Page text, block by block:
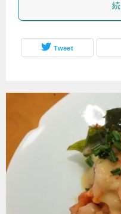
Tweet